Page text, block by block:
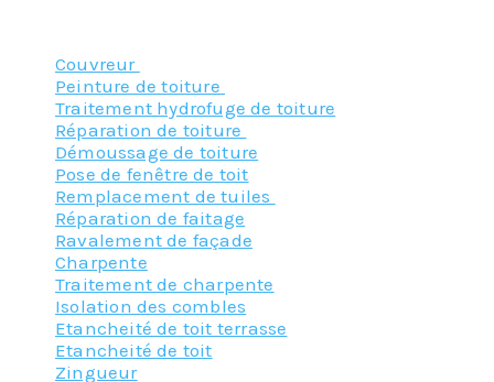
Couvreur
Peinture de toiture
Traitement hydrofuge de toiture
Réparation de toiture
Démoussage de toiture
Pose de fenêtre de toit
Remplacement de tuiles
Réparation de faitage
Ravalement de façade
Charpente
Traitement de charpente
Isolation des combles
Etancheité de toit terrasse
Etancheité de toit
Zingueur